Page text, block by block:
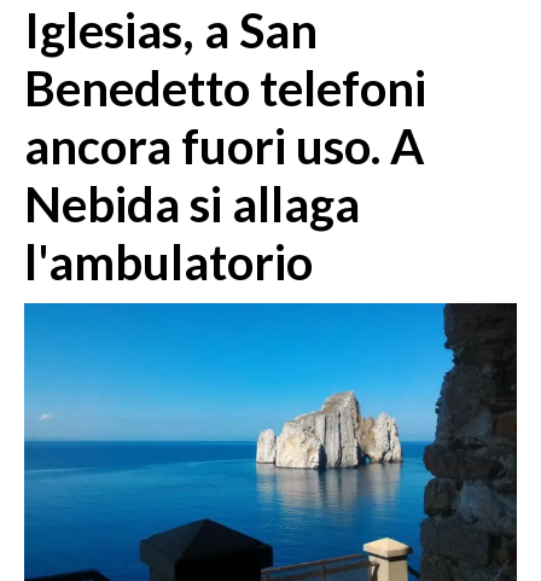
SASSARI E PROVINCIA
GALLURA
OGLIASTRA
AGENDA
CRONACA
ITALIA
ECONOMIA
BANDI
Iglesias, a San
Benedetto telefoni
ancora fuori uso. A
Nebida si allaga
l'ambulatorio